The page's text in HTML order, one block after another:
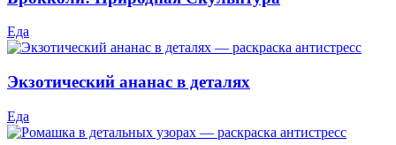
Еда
Экзотический ананас в деталях
Еда